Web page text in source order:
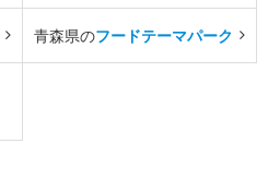
青森県のフードテーマパーク